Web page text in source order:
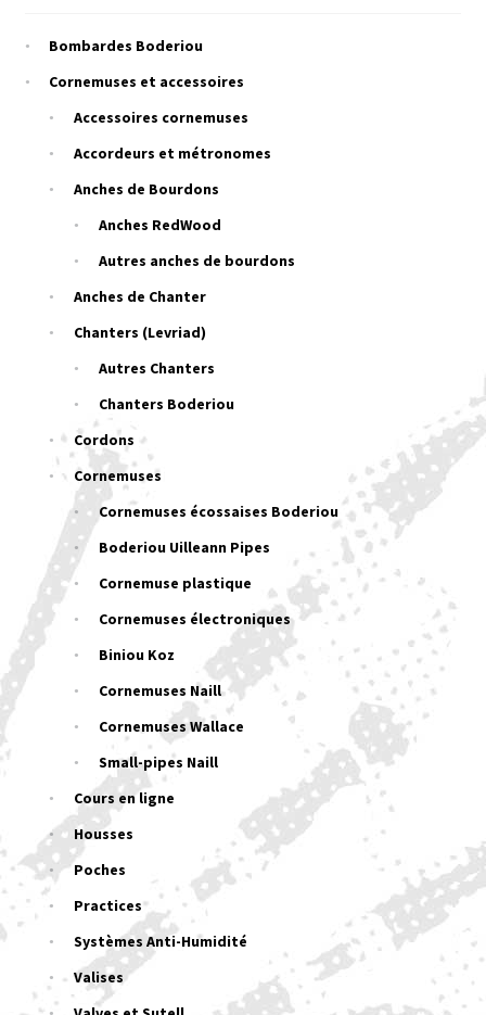
Bombardes Boderiou
Cornemuses et accessoires
Accessoires cornemuses
Accordeurs et métronomes
Anches de Bourdons
Anches RedWood
Autres anches de bourdons
Anches de Chanter
Chanters (Levriad)
Autres Chanters
Chanters Boderiou
Cordons
Cornemuses
Cornemuses écossaises Boderiou
Boderiou Uilleann Pipes
Cornemuse plastique
Cornemuses électroniques
Biniou Koz
Cornemuses Naill
Cornemuses Wallace
Small-pipes Naill
Cours en ligne
Housses
Poches
Practices
Systèmes Anti-Humidité
Valises